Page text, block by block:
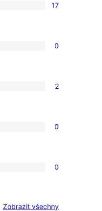
17
0
2
0
0
Zobrazit všechnyrecenze